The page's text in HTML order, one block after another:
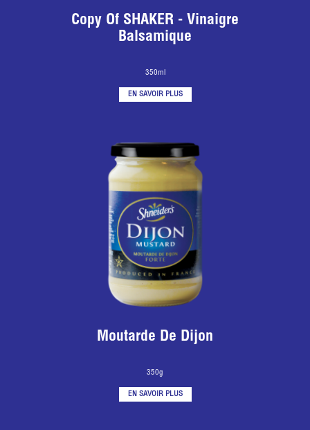
Copy Of SHAKER - Vinaigre
Balsamique
350ml
EN SAVOIR PLUS
Moutarde De Dijon
350g
EN SAVOIR PLUS